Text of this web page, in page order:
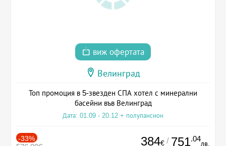
виж офертата
Велинград
Топ промоция в 5-звезден СПА хотел с минерални
басейни във Велинград
Дата: 01.09 - 20.12 + полупансион
-33% 384€ / 751.04
лв.